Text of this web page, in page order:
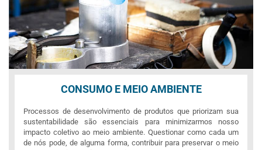
CONSUMO E MEIO AMBIENTE
Processos de desenvolvimento de produtos que priorizam sua
sustentabilidade são essenciais para minimizarmos nosso
impacto coletivo ao meio ambiente. Questionar como cada um
de nós pode, de alguma forma, contribuir para preservar o meio